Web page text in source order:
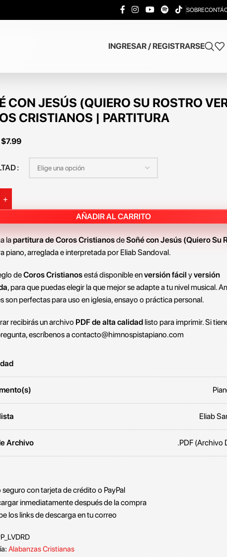
SOBRE
INGRESAR / REGISTRARSE
CON JESÚS (QUIERO SU ROSTRO
CRISTIANOS | PARTITURA
$7.99
+
AÑADIR AL CARRITO
lapartitura de Coros CristianosdeSoñé con Jesús (Quiero Su
piano, arreglada e interpretada por Eliab Sandoval.
deCoros Cristianosestá disponible enversión fácil yversión
, para que puedas elegir la que mejor se adapte a tu nivel musical.
son perfectas para uso en iglesia, ensayo o práctica personal.
recibirás un archivo PDF de alta calidad listo para imprimir. Si
escríbenos acontacto@himnospistapiano.com
Eliab
Archivo .PDF (Archivo
seguro con tarjeta de crédito o PayPal
inmediatamente después de la compra
los links de descarga en tu correo
Alabanzas Cristianas